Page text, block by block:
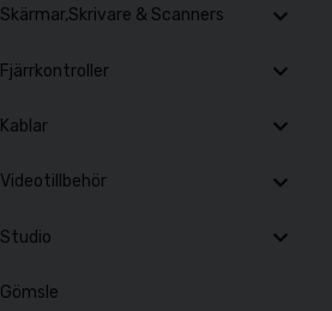
Skärmar,Skrivare & Scanners
Fjärrkontroller
Kablar
Videotillbehör
Studio
Gömsle